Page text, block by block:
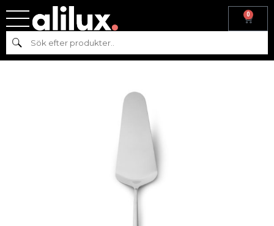
0
Sök
Hem
TÅRTSPADE 18/10 STÅL L:21,3 CM